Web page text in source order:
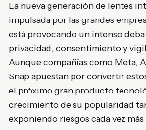
La nueva generación de lentes
impulsada por las grandes
está provocando un intenso
privacidad, consentimiento y
Aunque compañías como Meta,
Snapapuestan por convertir
el próximo gran producto
crecimiento de su popularidad
exponiendo riesgos cada vez más